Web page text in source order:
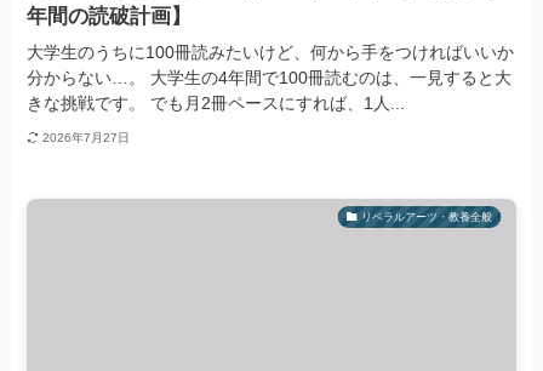
年間の読破計画】
大学生のうちに100冊読みたいけど、何から手をつければいいか
分からない…。 大学生の4年間で100冊読むのは、一見すると大
きな挑戦です。 でも月2冊ペースにすれば、1人...
2026年7月27日
リベラルアーツ・教養全般